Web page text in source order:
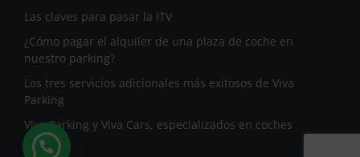
Las claves para pasar la ITV
¿Cómo pagar el alquiler de una plaza de coche en
nuestro parking?
Los tres servicios adicionales más exitosos de Viva
Parking
Viva Parking y Viva Cars, especializados en coches